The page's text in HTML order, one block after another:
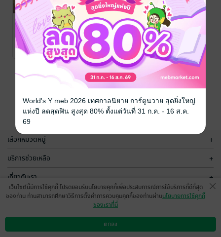
Siempre fuiste
tú
Karen Lee
นิยาย Girl
Love/Yuri
No Rating
It was always
you
Karen Lee
นิยาย Girl
Love/Yuri
2 Rating
เลือกหมวดหมู่ +
บริการช่วยเหลือ +
เกี่ยวกับเรา +
กลุ่มธุรกิจในเครือ
ดาวน์โหลดแอป วิธีการใช้งาน ติดต่อเรา
เว็บไซต์นี้มีการใช้คุกกี้ โปรดยอมรับนโยบายคุกกี้เพื่อประสบการณ์การใช้บริการที่ดีที่สุด
ของท่าน ท่านสามารถศึกษาวิธีการตั้งค่าการควบคุมคุกกี้ของท่านผ่านนโยบายการใช้คุกกี้
ของเราที่นี่
ตกลง
World's Y meb 2026 เทศกาลนิยาย การ์ตูนวาย สุดยิ่งใหญ่
แห่งปี ลดสุดฟิน สูงสุด 80% ตั้งแต่วันที่ 31 ก.ค. - 16 ส.ค.
69